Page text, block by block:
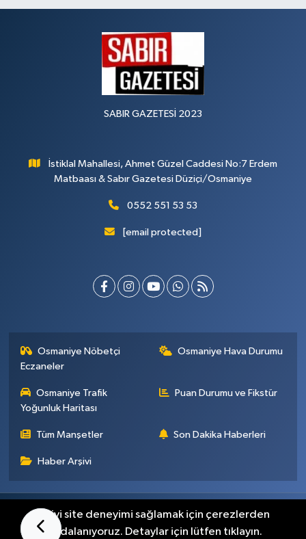
SABIR GAZETESİ 2023
İstiklal Mahallesi, Ahmet Güzel Caddesi No:7 Erdem
Matbaası & Sabır Gazetesi Düziçi/Osmaniye
0552 551 53 53
[email protected]
Osmaniye Nöbetçi
Eczaneler
Osmaniye Hava Durumu
Osmaniye Trafik
Yoğunluk Haritası
Puan Durumu ve Fikstür
Tüm Manşetler Son Dakika Haberleri
Haber Arşivi
Künye İletişim Gizlilik Sözleşmesi
En iyi site deneyimi sağlamak için çerezlerden
faydalanıyoruz. Detaylar için lütfen tıklayın.